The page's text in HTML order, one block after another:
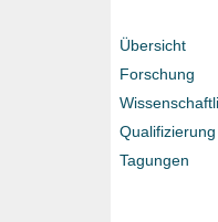
Übersicht
Forschung
Qualifizierung
Tagungen